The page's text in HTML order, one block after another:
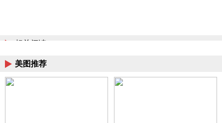
相关阅读
美图推荐